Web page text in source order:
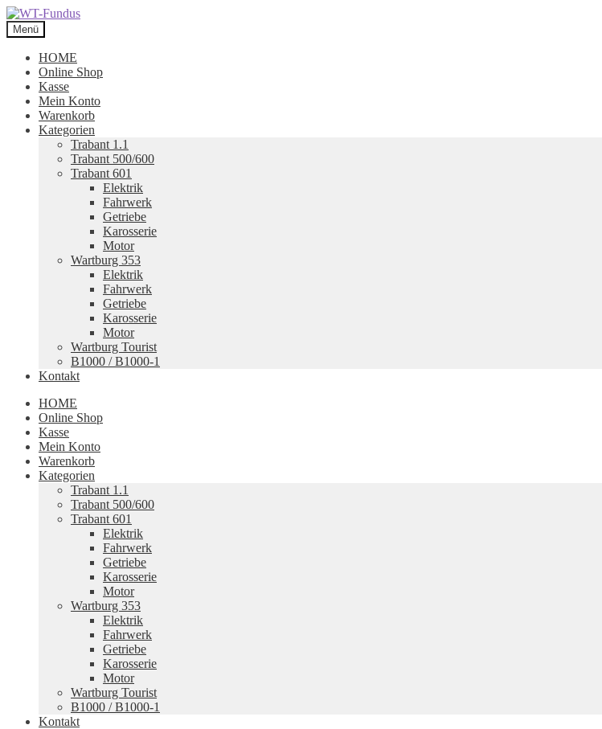
Zur
Navigation
springen
Zum
Inhalt
springen
Menü
HOME
Online Shop
Kasse
Mein Konto
Warenkorb
Kategorien
Trabant 1.1
Trabant 500/600
Trabant 601
Elektrik
Fahrwerk
Getriebe
Karosserie
Motor
Wartburg 353
Elektrik
Fahrwerk
Getriebe
Karosserie
Motor
Wartburg Tourist
B1000 / B1000-1
Kontakt
HOME
Online Shop
Kasse
Mein Konto
Warenkorb
Kategorien
Trabant 1.1
Trabant 500/600
Trabant 601
Elektrik
Fahrwerk
Getriebe
Karosserie
Motor
Wartburg 353
Elektrik
Fahrwerk
Getriebe
Karosserie
Motor
Wartburg Tourist
B1000 / B1000-1
Kontakt